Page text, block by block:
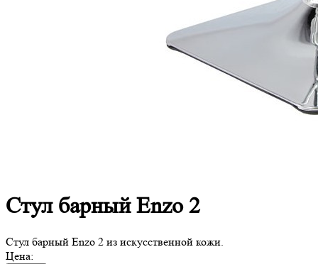
Стул барный Enzo 2
Стул барный Enzo 2 из искусственной кожи.
Цена: